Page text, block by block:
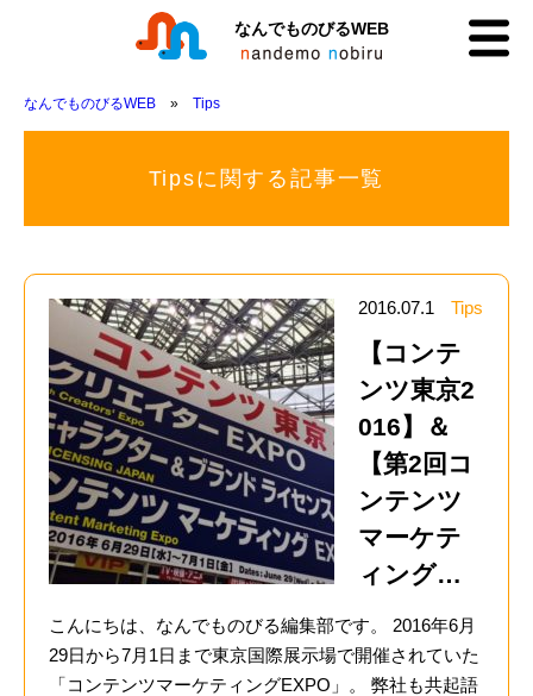
なんでものびるWEB
なんでものびるWEB Tips
Tipsに関する記事一覧
2016.07.1 Tips
【コンテ
ンツ東京2
016】＆
【第2回コ
ンテンツ
マーケテ
ィング…
こんにちは、なんでものびる編集部です。 2016年6月
29日から7月1日まで東京国際展示場で開催されていた
「コンテンツマーケティングEXPO」。 弊社も共起語